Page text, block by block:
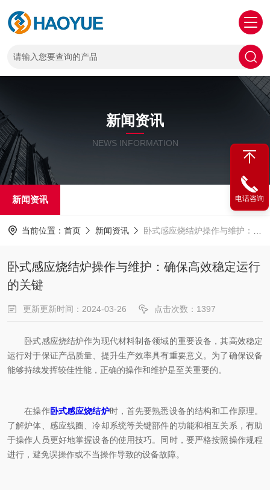
新闻资讯
NEWS INFORMATION
新闻资讯
当前位置： 首页 新闻资讯 卧式感应烧结炉操作与维护：确保高效稳定运行的关键
卧式感应烧结炉操作与维护：确保高效稳定运行
的关键
更新更新时间：2024-03-26 点击次数：1397
卧式感应烧结炉作为现代材料制备领域的重要设备，其高效稳定
运行对于保证产品质量、提升生产效率具有重要意义。为了确保设备
能够持续发挥较佳性能，正确的操作和维护是至关重要的。
在操作卧式感应烧结炉时，首先要熟悉设备的结构和工作原理。
了解炉体、感应线圈、冷却系统等关键部件的功能和相互关系，有助
于操作人员更好地掌握设备的使用技巧。同时，要严格按照操作规程
进行，避免误操作或不当操作导致的设备故障。
电话咨询